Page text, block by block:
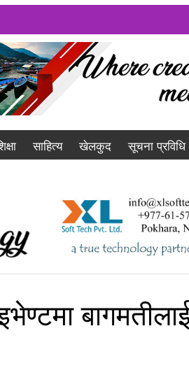
साहित्य खेलकुद सूचना प्रविधि